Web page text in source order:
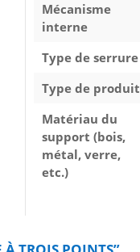
Mécanisme
interne
Type de serrure
Type de produit
Matériau du
support (bois,
métal, verre,
etc.)